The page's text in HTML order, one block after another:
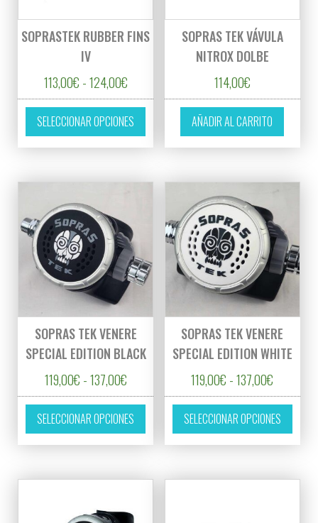
SOPRASTEK RUBBER FINS
IV
113,00€ -124,00€Rango de precios: desde 113,00€ hasta
SELECCIONAR OPCIONES
Este producto tiene múltiples variantes.
SOPRAS TEK VÁVULA
NITROX DOLBE
114,00€
AÑADIR AL CARRITO
SOPRAS TEK VENERE
SPECIAL EDITION BLACK
119,00€ -137,00€Rango de precios: desde 119,00€ hasta
SELECCIONAR OPCIONES
Este producto tiene múltiples variantes.
SOPRAS TEK VENERE
SPECIAL EDITION WHITE
119,00€ - 137,00€
SELECCIONAR OPCIONES
Este